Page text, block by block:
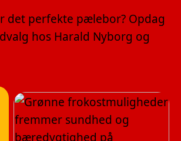
det perfekte pælebor? Opdag
hos Harald Nyborg og